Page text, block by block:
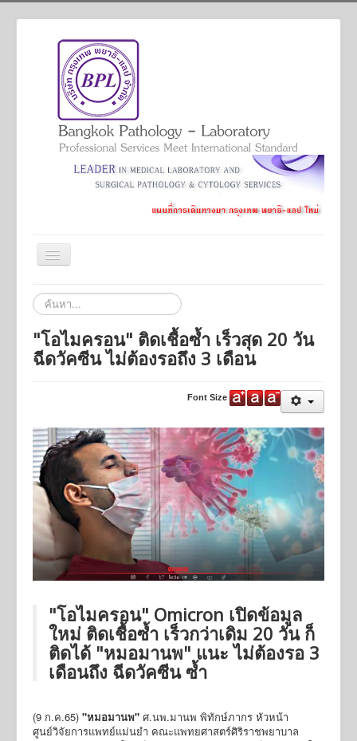
สลับ
เน
เก
ชั่น
Home
Academic And Professional
Online Application
นโยบายคุ้มครองข้อมูลส่วนบุคคล
นโยบายการคุ้มครองข้อมูลส่วนบุคคล การบริการ Online
Applications
ค้นหา...
"โอไมครอน" ติดเชื้อซ้ำ เร็วสุด 20 วัน
ฉีดวัคซีน ไม่ต้องรอถึง 3 เดือน
Font Size
"โอไมครอน" Omicron เปิดข้อมูล
ใหม่ ติดเชื้อซ้ำ เร็วกว่าเดิม 20 วัน ก็
ติดได้ "หมอมานพ" แนะ ไม่ต้องรอ 3
เดือนถึง ฉีดวัคซีน ซ้ำ
(9 ก.ค.65) "หมอมานพ" ศ.นพ.มานพ พิทักษ์ภากร หัวหน้า
ศูนย์วิจัยการแพทย์แม่นยำ คณะ​แพทยศาสตร์ศิริราชพยาบาล